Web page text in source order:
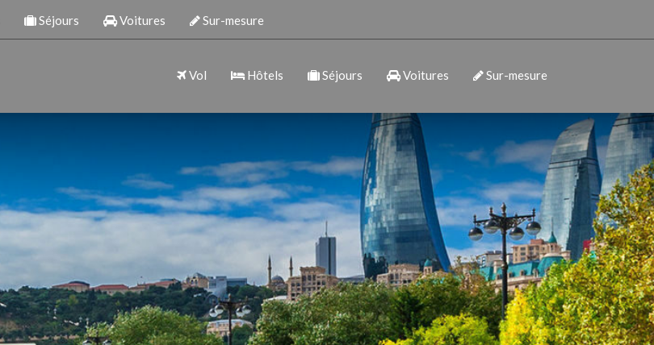
Séjours Voitures Sur-mesure
Vol Hôtels Séjours Voitures Sur-mesure